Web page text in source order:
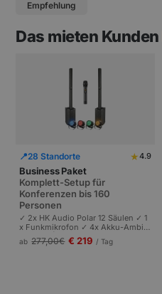
Empfehlung
Das mieten Kunden
📍28 Standorte ★4.9
Business Paket
Komplett-Setup für
Konferenzen bis 160
Personen
✓ 2x HK Audio Polar 12 Säulen ✓ 1
x Funkmikrofon ✓ 4x Akku-Ambie
ntlichter | Komplettes Setup für Ta
gungen und Pressekonferenzen |
ab 277,00€ € 219 / Tag